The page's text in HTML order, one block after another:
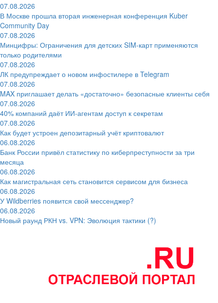
07.08.2026
В Москве прошла вторая инженерная конференция Kuber
Community Day
07.08.2026
Минцифры: Ограничения для детских SIM-карт применяются
только родителями
07.08.2026
ЛК предупреждает о новом инфостилере в Telegram
07.08.2026
MAX приглашает делать «достаточно» безопасные клиенты себя
07.08.2026
40% компаний даёт ИИ‑агентам доступ к секретам
07.08.2026
Как будет устроен депозитарный учёт криптовалют
06.08.2026
Банк России привёл статистику по киберпреступности за три
месяца
06.08.2026
Как магистральная сеть становится сервисом для бизнеса
06.08.2026
У Wildberries появится свой мессенджер?
06.08.2026
Новый раунд РКН vs. VPN: Эволюция тактики (?)